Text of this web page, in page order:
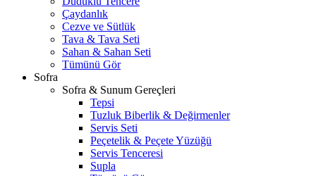
Çaydanlık
Cezve ve Sütlük
Tava & Tava Seti
Sahan & Sahan Seti
Tümünü Gör
Sofra
Sofra & Sunum Gereçleri
Tepsi
Tuzluk Biberlik & Değirmenler
Servis Seti
Peçetelik & Peçete Yüzüğü
Servis Tenceresi
Supla